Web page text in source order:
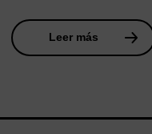
Leer más